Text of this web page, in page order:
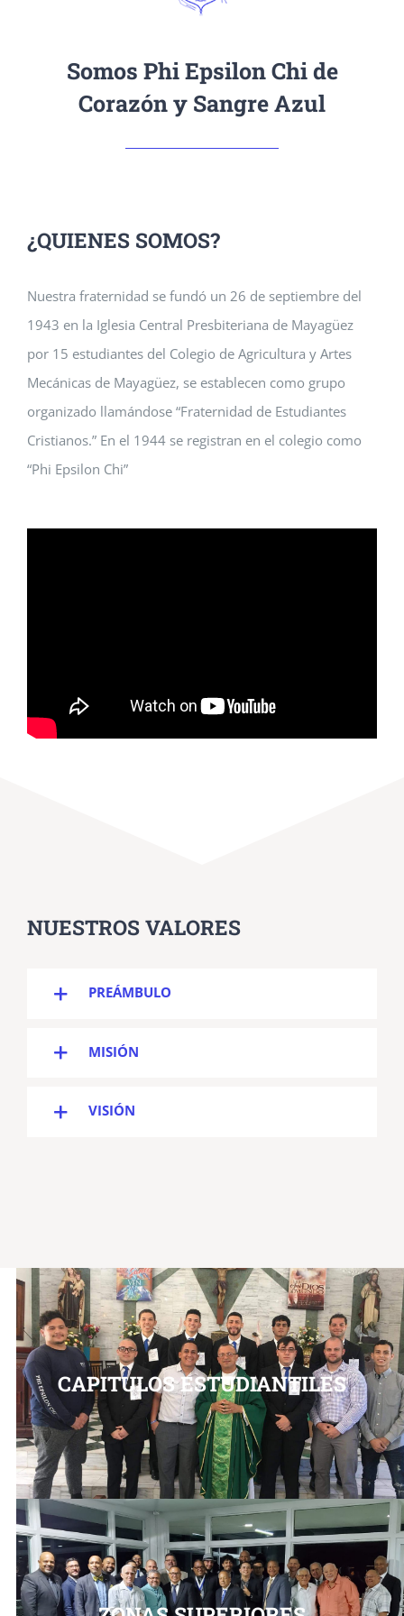
Somos Phi Epsilon Chi de
Corazón y Sangre Azul
¿QUIENES SOMOS?
Nuestra fraternidad se fundó un 26 de septiembre del
1943 en la Iglesia Central Presbiteriana de Mayagüez
por 15 estudiantes del Colegio de Agricultura y Artes
Mecánicas de Mayagüez, se establecen como grupo
organizado llamándose “Fraternidad de Estudiantes
Cristianos.” En el 1944 se registran en el colegio como
“Phi Epsilon Chi”
NUESTROS VALORES
PREÁMBULO
MISIÓN
VISIÓN
CAPITULOS ESTUDIANTILES